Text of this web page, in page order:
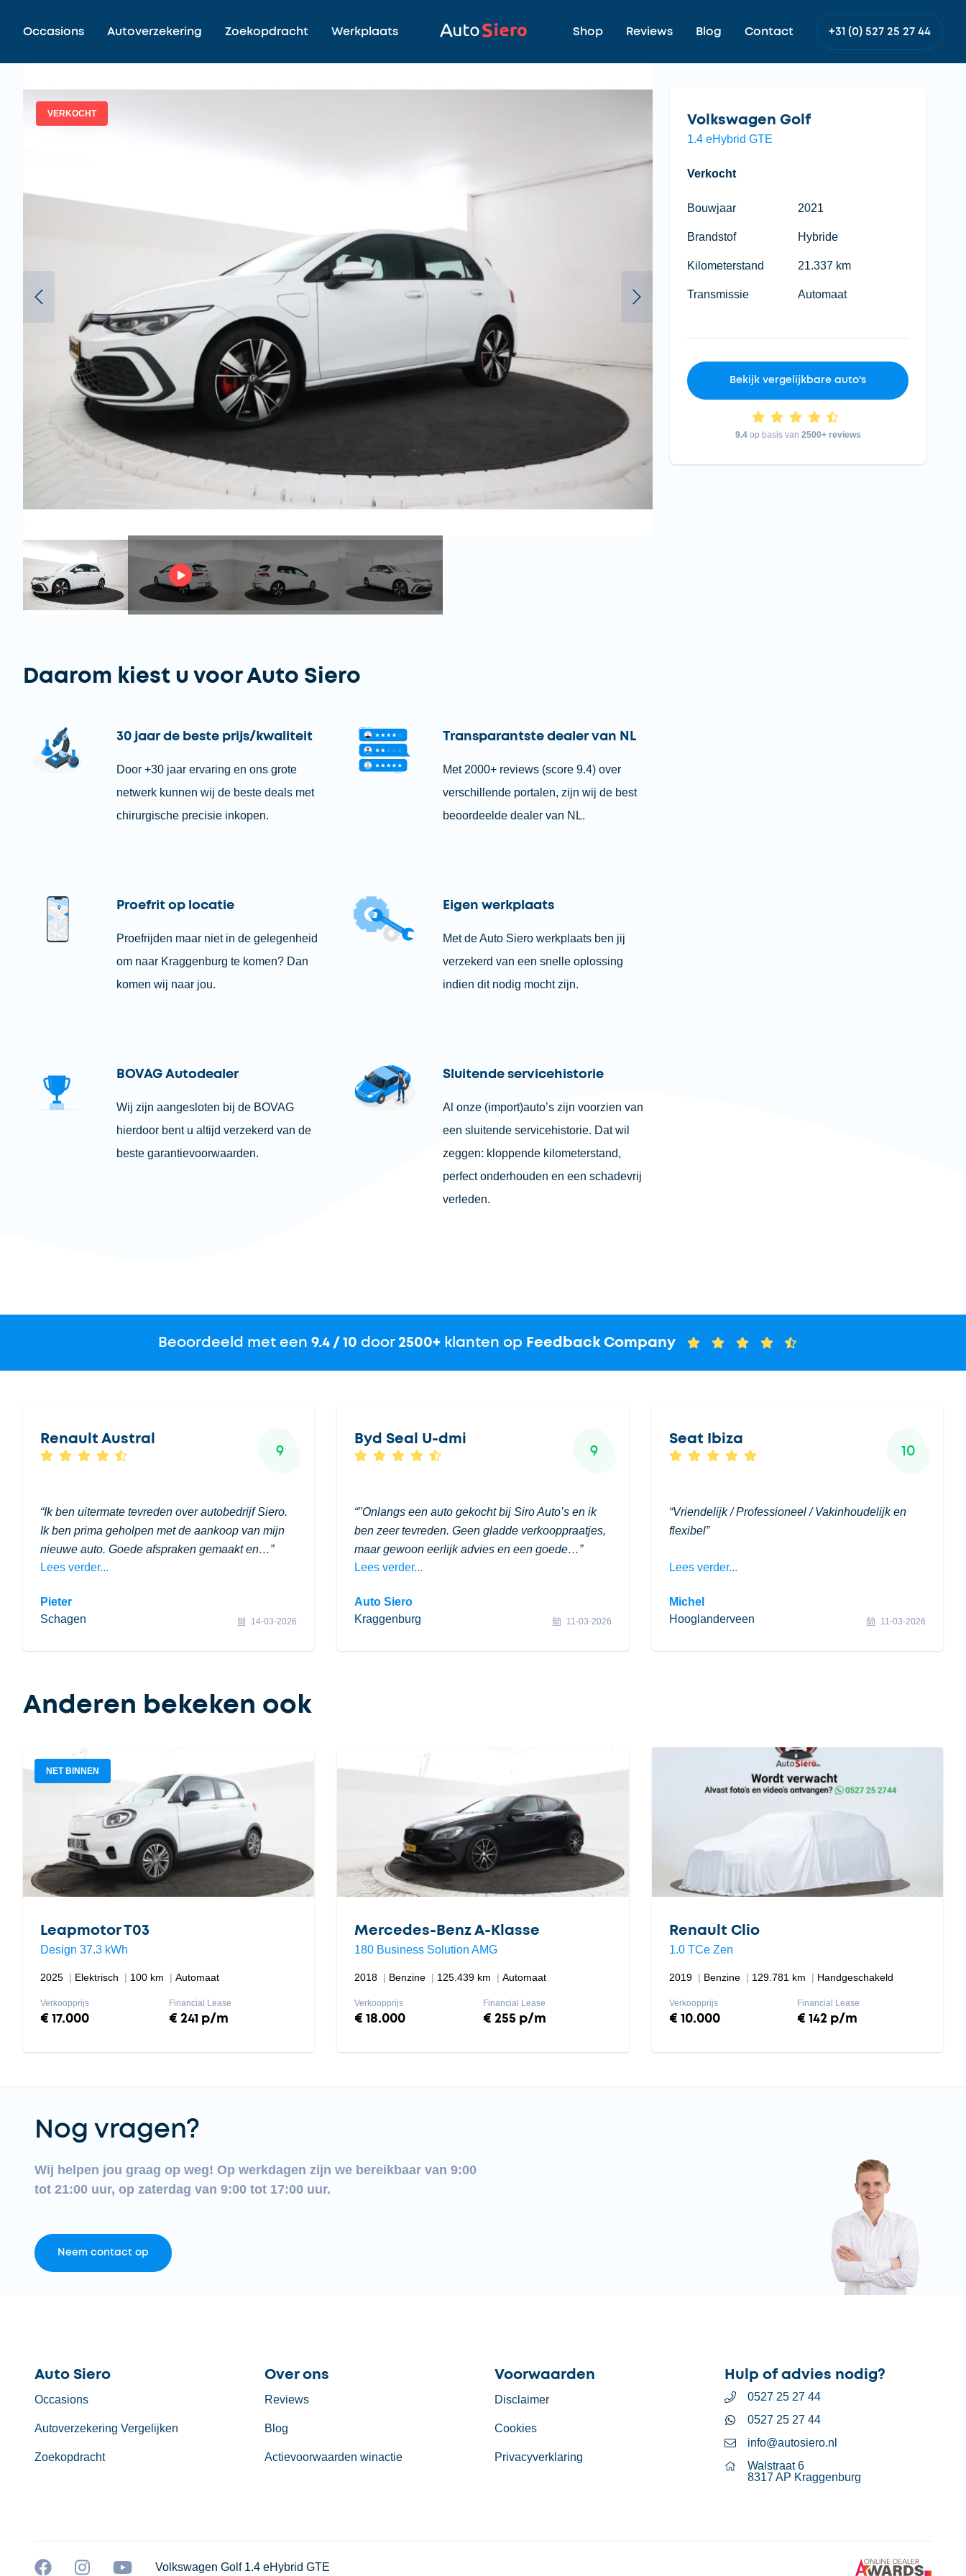
Occasions Autoverzekering Zoekopdracht Werkplaats Shop Reviews Blog Contact +31 (0) 527 25 27 44
VERKOCHT Volkswagen Golf
1.4 eHybrid GTE
Verkocht
Bouwjaar 2021
Brandstof Hybride
Kilometerstand 21.337 km
Transmissie Automaat
Bekijk vergelijkbare auto's
9.4op basis van 2500+ reviews
Daarom kiest u voor Auto Siero
30 jaar de beste prijs/kwaliteit
Door +30 jaar ervaring en ons grote
netwerk kunnen wij de beste deals met
chirurgische precisie inkopen.
Transparantste dealer van NL
Met 2000+ reviews (score 9.4) over
verschillende portalen, zijn wij de best
beoordeelde dealer van NL.
Proefrit op locatie
Proefrijden maar niet in de gelegenheid
om naar Kraggenburg te komen? Dan
komen wij naar jou.
Eigen werkplaats
Met de Auto Siero werkplaats ben jij
verzekerd van een snelle oplossing
indien dit nodig mocht zijn.
BOVAG Autodealer
Wij zijn aangesloten bij de BOVAG
hierdoor bent u altijd verzekerd van de
beste garantievoorwaarden.
Sluitende servicehistorie
Al onze (import)auto’s zijn voorzien van
een sluitende servicehistorie. Dat wil
zeggen: kloppende kilometerstand,
perfect onderhouden en een schadevrij
verleden.
Beoordeeld met een 9.4 / 10 door 2500+klanten op Feedback Company
Renault Austral
9
Ik ben uitermate tevreden over autobedrijf Siero.
Ik ben prima geholpen met de aankoop van mijn
nieuwe auto. Goede afspraken gemaakt en…
Lees verder...
Pieter
Schagen
14-03-2026
Byd Seal U-dmi
9
"Onlangs een auto gekocht bij Siro Auto’s en ik
ben zeer tevreden. Geen gladde verkooppraatjes,
maar gewoon eerlijk advies en een goede…
Lees verder...
Auto Siero
Kraggenburg
11-03-2026
Seat Ibiza
10
Vriendelijk / Professioneel / Vakinhoudelijk en
flexibel
Lees verder...
Michel
Hooglanderveen
11-03-2026
Anderen bekeken ook
NET BINNEN
Leapmotor T03
Design 37.3 kWh
2025 Elektrisch 100 km Automaat
Verkoopprijs
€ 17.000
Financial Lease
€ 241 p/m
Mercedes-Benz A-Klasse
180 Business Solution AMG
2018 Benzine 125.439 km Automaat
Verkoopprijs
€ 18.000
Financial Lease
€ 255 p/m
Renault Clio
1.0 TCe Zen
2019 Benzine 129.781 km Handgeschakeld
Verkoopprijs
€ 10.000
Financial Lease
€ 142 p/m
Nog vragen?
Wij helpen jou graag op weg! Op werkdagen zijn we bereikbaar van 9:00
tot 21:00 uur, op zaterdag van 9:00 tot 17:00 uur.
Neem contact op
Auto Siero
Occasions
Autoverzekering Vergelijken
Zoekopdracht
Over ons
Reviews
Blog
Actievoorwaarden winactie
Voorwaarden
Disclaimer
Cookies
Privacyverklaring
Hulp of advies nodig?
0527 25 27 44
0527 25 27 44
info@autosiero.nl
Walstraat 6
8317 AP Kraggenburg
Volkswagen Golf 1.4 eHybrid GTE